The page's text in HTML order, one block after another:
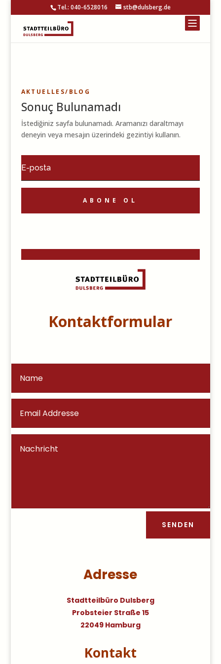
Tel.: 040-6528016 stb@dulsberg.de
AKTUELLES/BLOG
Sonuç Bulunamadı
İstediğiniz sayfa bulunamadı. Aramanızı daraltmayı
deneyin veya mesajın üzerindeki gezintiyi kullanın.
ABONE OL
Kontaktformular
SENDEN
Adresse
Stadtteilbüro Dulsberg
Probsteier Straße 15
22049 Hamburg
Kontakt